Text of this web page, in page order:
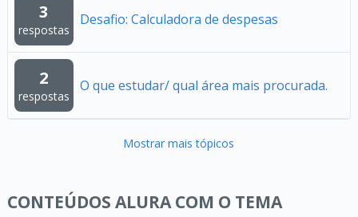
3
respostas
Desafio: Calculadora de despesas
2
respostas
O que estudar/ qual área mais procurada.
Mostrar mais tópicos
CONTEÚDOS ALURA COM O TEMA